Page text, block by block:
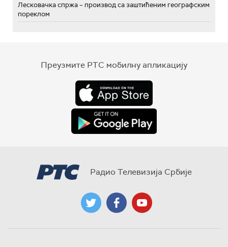
Лесковачка спржа – производ са заштићеним географским
пореклом
Преузмите РТС мобилну апликацију
Радио Телевизија Србије